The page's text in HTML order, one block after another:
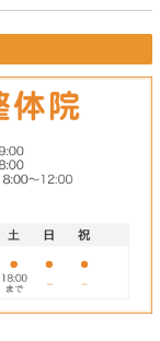
てもらい痛み止め
の歪みの治療を行
でも治療を始めたこ
診てもらうことで、
でも週に２回は整形